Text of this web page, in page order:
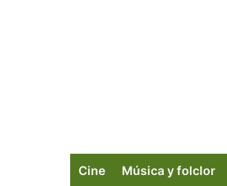
Cine Música y folclor